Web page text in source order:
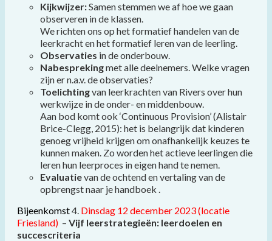
Kijkwijzer:Samen stemmen we af hoe we gaan
observeren in de klassen.
We richten ons op het formatief handelen van de
leerkracht en het formatief leren van de leerling.
Observaties in de onderbouw.
Nabesprekingmet alle deelnemers. Welke vragen
zijn er n.a.v. de observaties?
Toelichtingvan leerkrachten van Rivers over hun
werkwijze in de onder- en middenbouw.
Aan bod komt ook ‘Continuous Provision’ (Alistair
Brice-Clegg, 2015): het is belangrijk dat kinderen
genoeg vrijheid krijgen om onafhankelijk keuzes te
kunnen maken. Zo worden het actieve leerlingen die
leren hun leerproces in eigen hand te nemen.
Evaluatievan de ochtend en vertaling van de
opbrengst naar je handboek .
Bijeenkomst4. Dinsdag 12 december 2023 (locatie
Friesland) – Vijf leerstrategieën: leerdoelen en
succescriteria